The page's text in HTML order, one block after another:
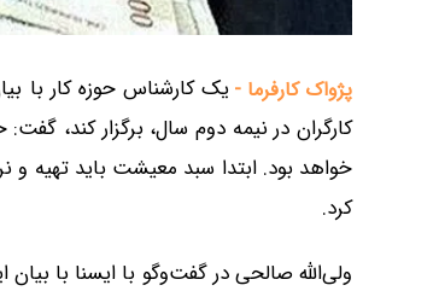
پژواک کارفرما - یک کارشناس حوزه کار با
کارگران در نیمه دوم سال، برگزار کند،
خواهد بود. ابتدا سبد معیشت باید تهیه و
کرد.
ولی‌الله صالحی در گفت‌وگو با ایسنا با